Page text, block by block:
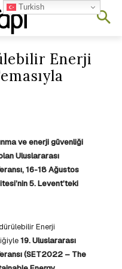
Enerji
ve enerji güvenliği
Uluslararası
16-18 Ağustos
5. Levent’teki
Enerji
19. Uluslararası
(SET2022 – The
Turkish